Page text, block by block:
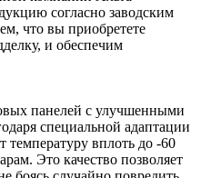
согласно заводским
что вы приобретете
и обеспечим
панелей с улучшенными
специальной адаптации
вплоть до -60
Это качество позволяет